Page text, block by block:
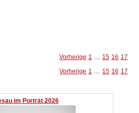
Vorherige 1 .... 15 16 17
Vorherige 1 .... 15 16 17
im Porträt 2026